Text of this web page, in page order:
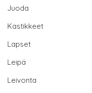
Juoda
Kastikkeet
Lapset
Leipä
Leivonta